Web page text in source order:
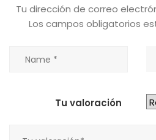
Tu dirección de correo
Los campos obligatorios
Tu valoración